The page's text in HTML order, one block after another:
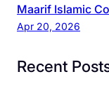
Maarif Islamic
Apr 20, 2026
Recent